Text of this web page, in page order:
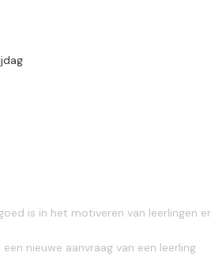
is in het motiveren van leerlingen
nieuwe aanvraag van een leerling